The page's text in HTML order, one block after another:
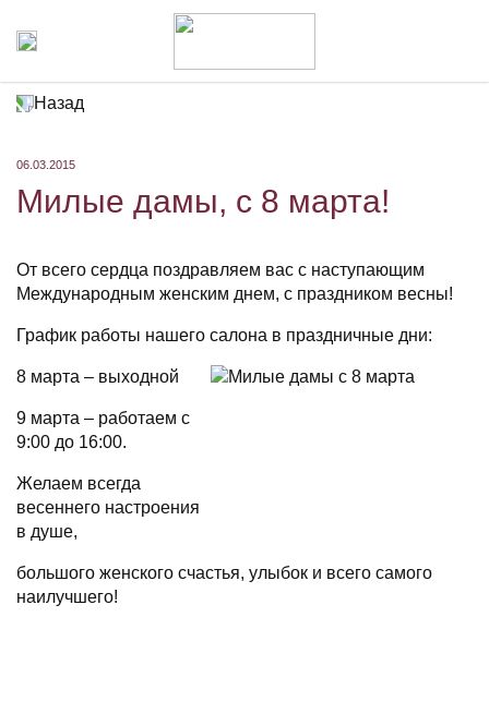
Назад
06.03.2015
Милые дамы, с 8 марта!
От всего сердца поздравляем вас с наступающим
Международным женским днем, с праздником весны!
График работы нашего салона в праздничные дни:
8 марта – выходной
9 марта – работаем с
9:00 до 16:00.
Желаем всегда
весеннего настроения
в душе,
большого женского счастья, улыбок и всего самого
наилучшего!